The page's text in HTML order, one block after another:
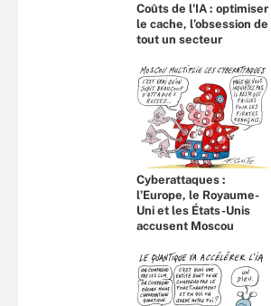
Coûts de l'IA : optimiser
le cache, l’obsession de
tout un secteur
Cyberattaques :
l’Europe, le Royaume-
Uni et les États-Unis
accusent Moscou